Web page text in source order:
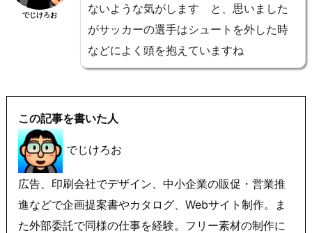
でじけろお
ないような気がします と、思いました
がサッカーの選手はシュートを外した時
などによく頭を抱えていますね
この記事を書いた人
でじけろお
広告、印刷会社でデザイン、中小企業の販促・営業推
進などで企画提案書やカタログ、Webサイト制作。ま
た外部委託で同様の仕事を経験。フリー素材の制作に